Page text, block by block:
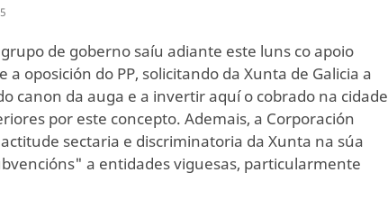
de goberno saíu adiante este luns co apoio
a oposición do PP, solicitando da Xunta de Galicia a
canon da auga e a invertir aquí o cobrado na cidade
por este concepto. Ademais, a Corporación
sectaria e discriminatoria da Xunta na súa
a entidades viguesas, particularmente